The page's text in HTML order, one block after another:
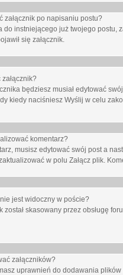
załącznik po napisaniu postu?
do instniejącego już twojego
się załącznik.
będziesz musiał edytować
kiedy naciśniesz Wyślij w celu
komentarz?
musisz edytować swój post a
w polu Załącz plik.
jest widoczny w poście?
skasowany przez obsługę
załączników?
uprawnień do dodawania